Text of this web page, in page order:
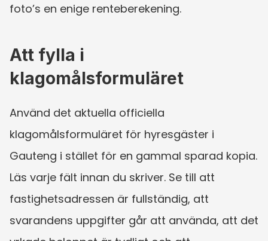
foto’s en enige renteberekening.
Att fylla i
klagomålsformuläret
Använd det aktuella officiella
klagomålsformuläret för hyresgäster i
Gauteng i stället för en gammal sparad kopia.
Läs varje fält innan du skriver. Se till att
fastighetsadressen är fullständig, att
svarandens uppgifter går att använda, att det